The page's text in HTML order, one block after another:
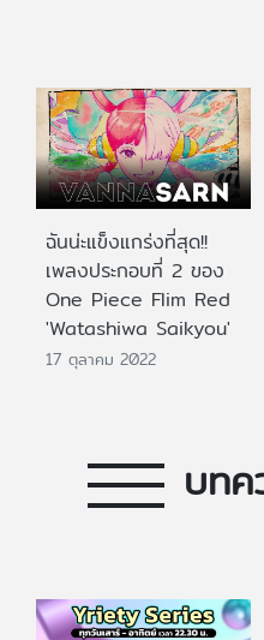
ฉันน่ะแข็งแกร่งที่สุด!!
เพลงประกอบที่ 2 ของ
One Piece Flim Red
'Watashiwa Saikyou'
17 ตุลาคม 2022
บท